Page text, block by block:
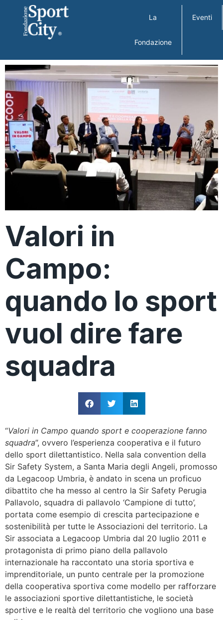
La
Fondazione
Eventi
Valori in
Campo:
quando lo sport
vuol dire fare
squadra
“Valori in Campo quando sport e cooperazione fanno
squadra”, ovvero l’esperienza cooperativa e il futuro
dello sport dilettantistico. Nella sala convention della
Sir Safety System, a Santa Maria degli Angeli, promosso
da Legacoop Umbria, è andato in scena un proficuo
dibattito che ha messo al centro la Sir Safety Perugia
Pallavolo, squadra di pallavolo ‘Campione di tutto’,
portata come esempio di crescita partecipazione e
sostenibilità per tutte le Associazioni del territorio. La
Sir associata a Legacoop Umbria dal 20 luglio 2011 e
protagonista di primo piano della pallavolo
internazionale ha raccontato una storia sportiva e
imprenditoriale, un punto centrale per la promozione
della cooperativa sportiva come modello per rafforzare
le associazioni sportive dilettantistiche, le società
sportive e le realtà del territorio che vogliono una base